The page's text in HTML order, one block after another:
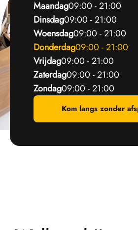
Maandag09:00 - 21:00
Dinsdag09:00 - 21:00
Woensdag09:00 - 21:00
Donderdag09:00 - 21:00
Vrijdag09:00 - 21:00
Zaterdag09:00 - 21:00
Zondag09:00 - 21:00
Kom langs zonder